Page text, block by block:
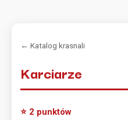
← Katalog krasnali
Karciarze
⭐ 2 punktów